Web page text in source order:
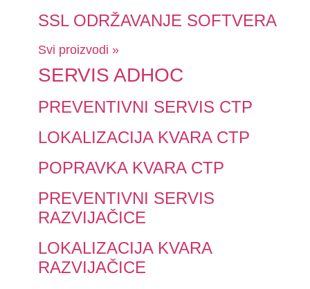
SSL ODRŽAVANJE SOFTVERA
Svi proizvodi »
SERVIS ADHOC
PREVENTIVNI SERVIS CTP
LOKALIZACIJA KVARA CTP
POPRAVKA KVARA CTP
PREVENTIVNI SERVIS
RAZVIJAČICE
LOKALIZACIJA KVARA
RAZVIJAČICE